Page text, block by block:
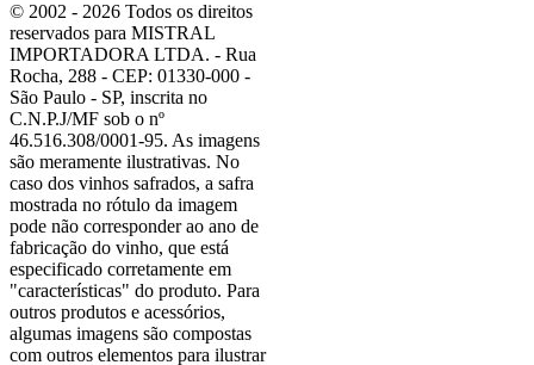
© 2002 - 2026 Todos os direitos
reservados para MISTRAL
IMPORTADORA LTDA. - Rua
Rocha, 288 - CEP: 01330-000 -
São Paulo - SP, inscrita no
C.N.P.J/MF sob o nº
46.516.308/0001-95. As imagens
são meramente ilustrativas. No
caso dos vinhos safrados, a safra
mostrada no rótulo da imagem
pode não corresponder ao ano de
fabricação do vinho, que está
especificado corretamente em
"características" do produto. Para
outros produtos e acessórios,
algumas imagens são compostas
com outros elementos para ilustrar